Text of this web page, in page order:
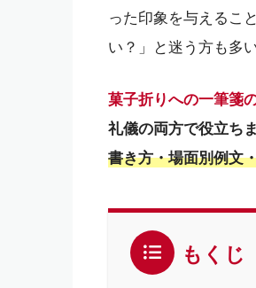
った印象を与えるこ
い？」と迷う方も多
菓子折りへの一筆箋
礼儀の両方で役立ちま
書き方・場面別例文
もくじ